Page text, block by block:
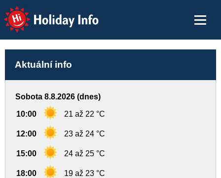
Holiday Info
Aktuální info
Sobota 8.8.2026 (dnes)
10:00 21 až 22 °C
12:00 23 až 24 °C
15:00 24 až 25 °C
18:00 19 až 23 °C